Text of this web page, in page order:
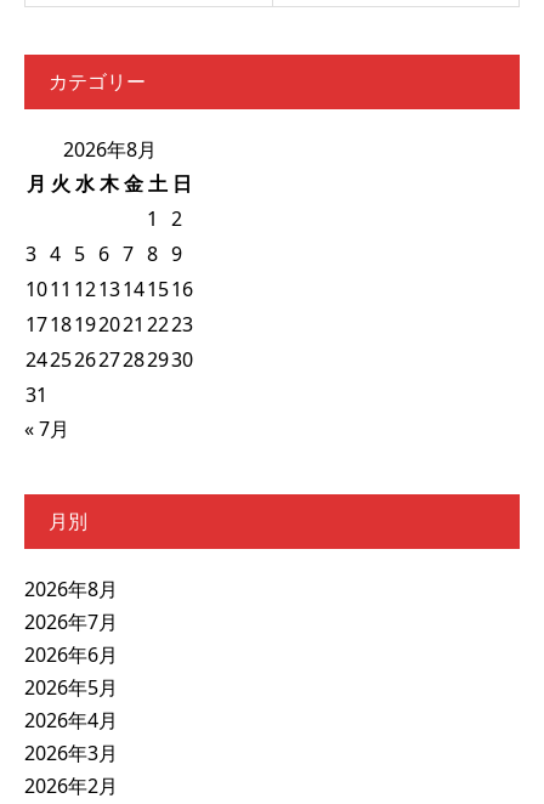
カテゴリー
2026年8月
月 火水木金土 日
1
2
3 4 5 6 7 8 9
1011 1213141516
1718192021 2223
24252627282930
31
« 7月
月別
2026年8月
2026年7月
2026年6月
2026年5月
2026年4月
2026年3月
2026年2月